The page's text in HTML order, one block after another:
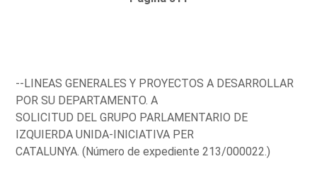
--LINEAS GENERALES Y PROYECTOS A DESARROLLAR
POR SU DEPARTAMENTO. A
SOLICITUD DEL GRUPO PARLAMENTARIO DE
IZQUIERDA UNIDA-INICIATIVA PER
CATALUNYA. (Número de expediente 213/000022.)